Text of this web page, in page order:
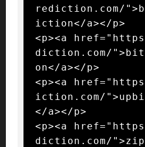
rediction.com/
iction</a></p>
<p><a
diction.com/
on</a></p>
<p><a
iction.com/
</a></p>
<p><a
diction.com/